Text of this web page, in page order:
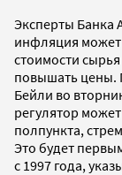
Эксперты Банка
инфляция может
стоимости
повышать цены.
Бейли во
регулятор
полпункта,
Это будет
с 1997 года,